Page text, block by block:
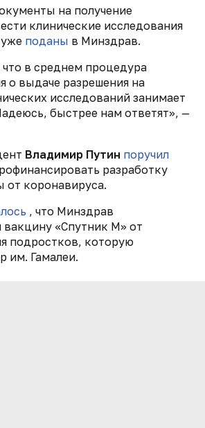
на получение
клинические исследования
уже поданы в Минздрав.
в среднем процедура
о выдаче разрешения на
исследований занимает
быстрее нам ответят», —
Владимир Путин поручил
разработку
от коронавируса.
, что Минздрав
вакцину «Спутник М» от
подростков, которую
им. Гамалеи.